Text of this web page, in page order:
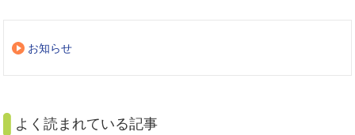
お知らせ
よく読まれている記事